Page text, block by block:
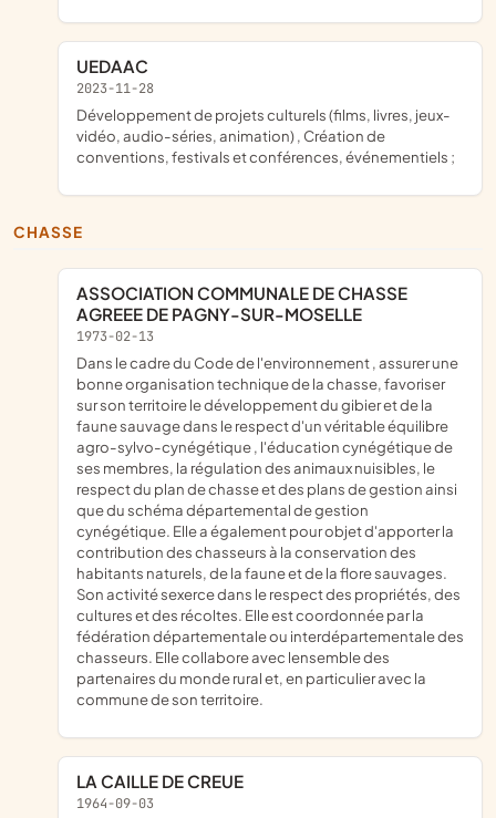
UEDAAC
2023-11-28
développement de projets culturels (films, livres, jeux-
vidéo, audio-séries, animation) , Création de
conventions, festivals et conférences, événementiels ;
CHASSE
ASSOCIATION COMMUNALE DE CHASSE
AGREEE DE PAGNY-SUR-MOSELLE
1973-02-13
dans le cadre du Code de l'environnement , assurer une
bonne organisation technique de la chasse, favoriser
sur son territoire le développement du gibier et de la
faune sauvage dans le respect d'un véritable équilibre
agro-sylvo-cynégétique , l'éducation cynégétique de
ses membres, la régulation des animaux nuisibles, le
respect du plan de chasse et des plans de gestion ainsi
que du schéma départemental de gestion
cynégétique. Elle a également pour objet d'apporter la
contribution des chasseurs à la conservation des
habitants naturels, de la faune et de la flore sauvages.
Son activité sexerce dans le respect des propriétés, des
cultures et des récoltes. Elle est coordonnée par la
fédération départementale ou interdépartementale des
chasseurs. Elle collabore avec lensemble des
partenaires du monde rural et, en particulier avec la
commune de son territoire.
LA CAILLE DE CREUE
1964-09-03